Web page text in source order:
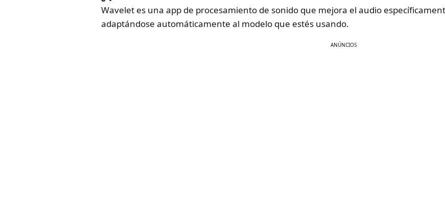
Wavelet es una app de procesamiento de sonido que mejora el audio
adaptándose automáticamente al modelo que estés usando.
ANÚNCIOS